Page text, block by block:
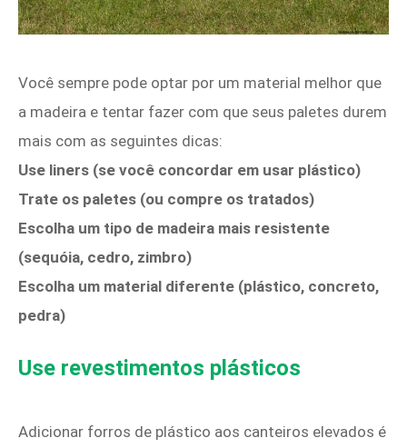
Você sempre pode optar por um material melhor que
a madeira e tentar fazer com que seus paletes durem
mais com as seguintes dicas:
Use liners (se você concordar em usar plástico)
Trate os paletes (ou compre os tratados)
Escolha um tipo de madeira mais resistente
(sequóia, cedro, zimbro)
Escolha um material diferente (plástico, concreto,
pedra)
Use revestimentos plásticos
Adicionar forros de plástico aos canteiros elevados é